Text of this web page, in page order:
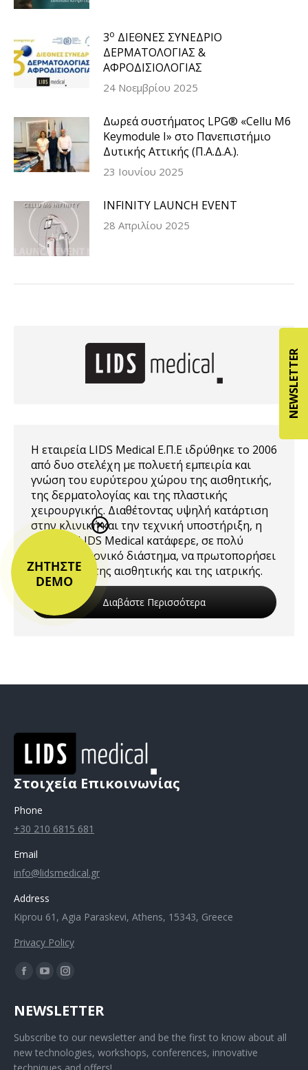
3ο ΔΙΕΘΝΕΣ ΣΥΝΕΔΡΙΟ
ΔΕΡΜΑΤΟΛΟΓΙΑΣ &
ΑΦΡΟΔΙΣΙΟΛΟΓΙΑΣ
24 Νοεμβρίου 2025
Δωρεά συστήματος LPG® «Cellu M6
Keymodule I» στο Πανεπιστήμιο
Δυτικής Αττικής (Π.Α.Δ.Α.).
23 Ιουνίου 2025
INFINITY LAUNCH EVENT
28 Απριλίου 2025
Η εταιρεία LIDS Medical Ε.Π.Ε ιδρύθηκε το 2006
από δυο στελέχη με πολυετή εμπειρία και
γνώση του ευρύτερου χώρου της αισθητικής,
της δερματολογίας και της πλαστικής
χειρουργικής. Διαθέτοντας υψηλή κατάρτιση
στην κλινική και την τεχνική υποστήριξη, η
εταιρεία LIDS Medical κατάφερε, σε πολύ
σύντομο χρονικό διάστημα, να πρωτοπορήσει
στην αγορά της αισθητικής και της ιατρικής.
Διαβάστε Περισσότερα
Στοιχεία Επικοινωνίας
Phone
+30 210 6815 681
Email
info@lidsmedical.gr
Address
Kiprou 61, Agia Paraskevi, Athens, 15343, Greece
Privacy Policy
NEWSLETTER
Subscribe to our newsletter and be the first to know about all
new technologies, workshops, conferences, innovative
NEWSLETTER